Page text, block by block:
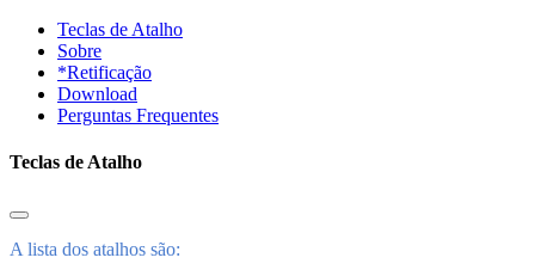
Teclas de Atalho
Sobre
*Retificação
Download
Perguntas Frequentes
Teclas de Atalho
A lista dos atalhos são: